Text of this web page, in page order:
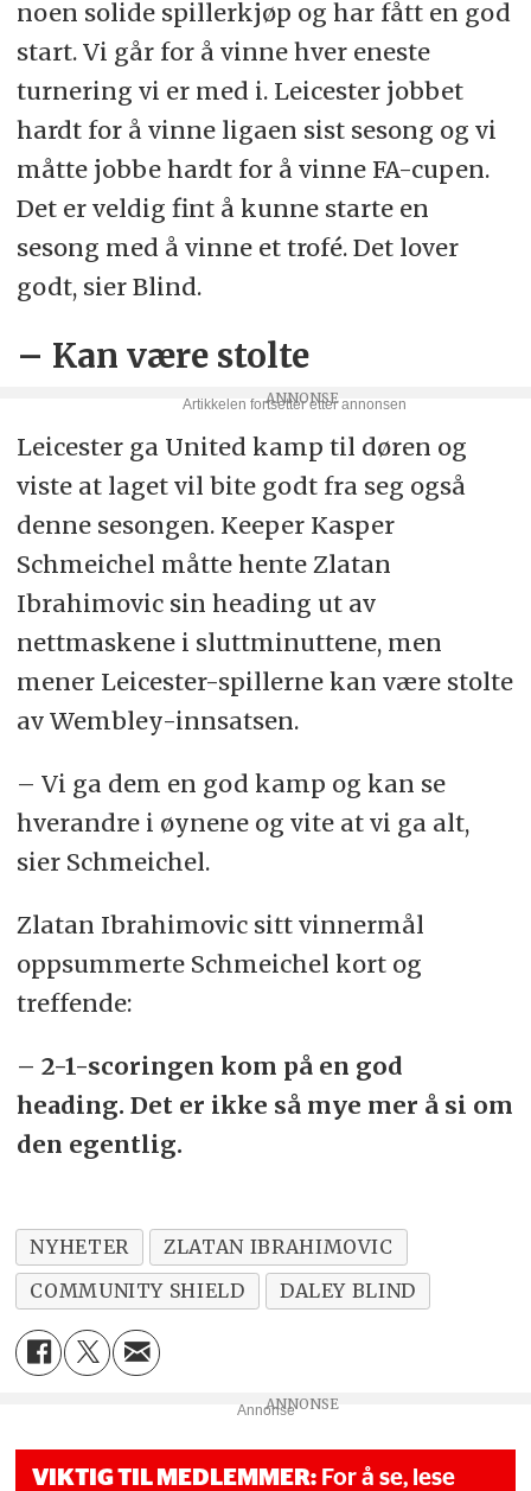
noen solide spillerkjøp og har fått en god
start. Vi går for å vinne hver eneste
turnering vi er med i. Leicester jobbet
hardt for å vinne ligaen sist sesong og vi
måtte jobbe hardt for å vinne FA-cupen.
Det er veldig fint å kunne starte en
sesong med å vinne et trofé. Det lover
godt, sier Blind.
– Kan være stolte
Leicester ga United kamp til døren og
viste at laget vil bite godt fra seg også
denne sesongen. Keeper Kasper
Schmeichel måtte hente Zlatan
Ibrahimovic sin heading ut av
nettmaskene i sluttminuttene, men
mener Leicester-spillerne kan være stolte
av Wembley-innsatsen.
– Vi ga dem en god kamp og kan se
hverandre i øynene og vite at vi ga alt,
sier Schmeichel.
Zlatan Ibrahimovic sitt vinnermål
oppsummerte Schmeichel kort og
treffende:
– 2-1-scoringen kom på en god
heading. Det er ikke så mye mer å si om
den egentlig.
NYHETER
ZLATAN IBRAHIMOVIC
COMMUNITY SHIELD
DALEY BLIND
Annonse
VIKTIG TIL MEDLEMMER: For å se, lese